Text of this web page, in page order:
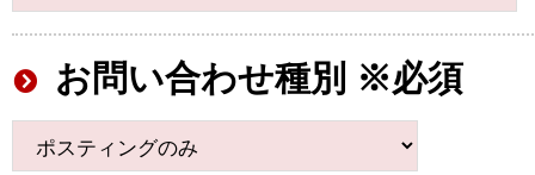
お問い合わせ種別 ※必須